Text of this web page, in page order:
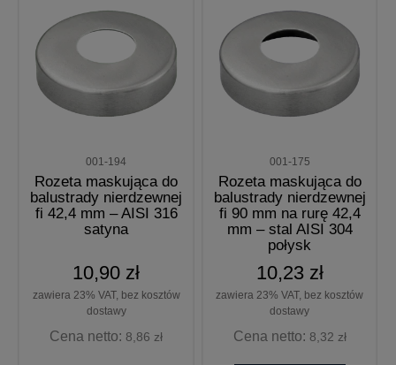
001-194
Rozeta maskująca do
balustrady nierdzewnej
fi 42,4 mm – AISI 316
satyna
10,90 zł
zawiera 23% VAT, bez kosztów
dostawy
Cena netto: 8,86 zł
001-175
Rozeta maskująca do
balustrady nierdzewnej
fi 90 mm na rurę 42,4
mm – stal AISI 304
połysk
10,23 zł
zawiera 23% VAT, bez kosztów
dostawy
Cena netto: 8,32 zł